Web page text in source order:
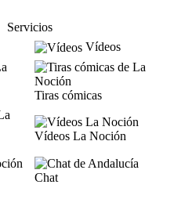
Servicios
Vídeos
Tiras cómicas
Vídeos La Noción
Chat